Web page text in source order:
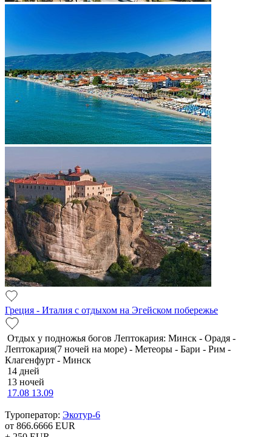
Греция - Италия с отдыхом на Эгейском побережье
Отдых у подножья богов Лептокария: Минск - Орадя -
Лептокария(7 ночей на море) - Метеоры - Бари - Рим -
Клагенфурт - Минск
14 дней
13 ночей
17.08 13.09
Туроператор: Экотур-6
от 866.6666 EUR